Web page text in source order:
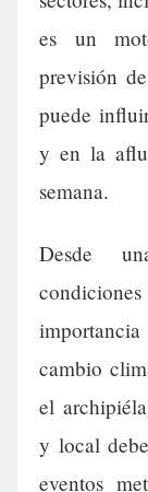
es un
previsión
puede
y en la
semana.
Desde
cambio
el
y local
eventos